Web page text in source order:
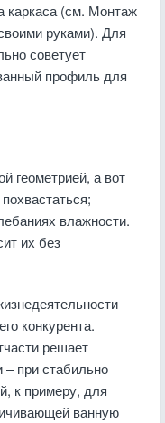
каркаса (см. Монтаж
руками). Для
советует
профиль для
геометрией, а вот
влажности.
их без
конкурента.
решает
– при стабильно
к примеру, для
ванную